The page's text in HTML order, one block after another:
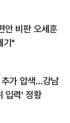
안 비판 오세훈
기"
가 압색…강남
입력' 정황